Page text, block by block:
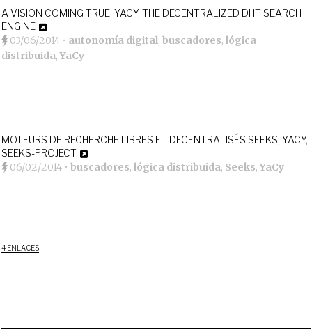
A VISION COMING TRUE: YACY, THE DECENTRALIZED DHT SEARCH
ENGINE
03/06/2014 • autonomía digital,buscadores,lógica
distribuida,YaCy
MOTEURS DE RECHERCHE LIBRES ET DECENTRALISÉS SEEKS, YACY,
SEEKS-PROJECT
06/02/2014 •buscadores,lógica distribuida, Seeks,YaCy
4 ENLACES